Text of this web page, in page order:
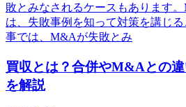
敗とみなされるケースもあります
は、失敗事例を知って対策を講じ
事では、M&Aが失敗とみ
買収とは？合併やM&Aとの
を解説